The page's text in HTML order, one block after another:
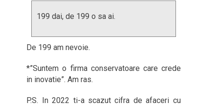
199 dai, de 199 o sa ai.
De 199 am nevoie.
*”Suntem o firma conservatoare care crede
in inovatie”. Am ras.
P.S. In 2022 ti-a scazut cifra de afaceri cu